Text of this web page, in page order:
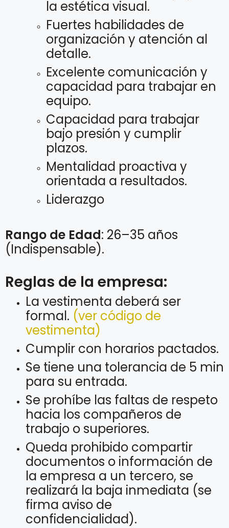
la estética visual.
Fuertes habilidades de
organización y atención al
detalle.
Excelente comunicación y
capacidad para trabajar en
equipo.
Capacidad para trabajar
bajo presión y cumplir
plazos.
Mentalidad proactiva y
orientada a resultados.
Liderazgo
Rango de Edad: 26–35 años
(Indispensable).
Reglas de la empresa:
La vestimenta deberá ser
formal. (ver código de
vestimenta)
Cumplir con horarios pactados.
Se tiene una tolerancia de 5 min
para su entrada.
Se prohíbe las faltas de respeto
hacia los compañeros de
trabajo o superiores.
Queda prohibido compartir
documentos o información de
la empresa a un tercero, se
realizará la baja inmediata (se
firma aviso de
confidencialidad).